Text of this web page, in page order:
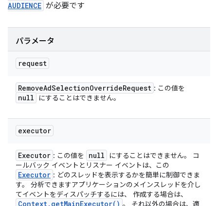
AUDIENCE が必要です
パラメータ
request
RemoveAdSelectionOverrideRequest : この値を
null にすることはできません。
executor
Executor : この値を null
にすることはできません。 コ
ールバック イベントとリスナー イベントは、この
Executor : どのスレッドを表示するかを簡単に制御できま
す。 分析できますアプリケーションのメインスレッドを介し
てイベントをディスパッチするには、 作成する場合は、
Context. getMainExecutor( ) 。 それ以外の場合は、適